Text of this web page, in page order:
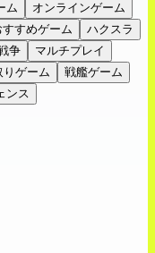
ム
オンラインゲーム
すめゲーム
ハクスラ
争
マルチプレイ
りゲーム
戦艦ゲーム
ンス